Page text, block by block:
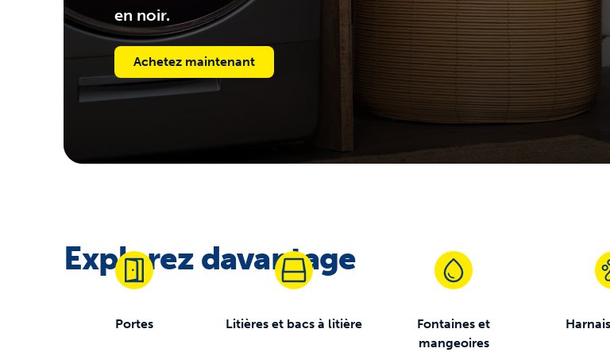
en noir.
Achetez maintenant
Explorez davantage
Portes Litières et bacs à litière
Fontaines et
mangeoires